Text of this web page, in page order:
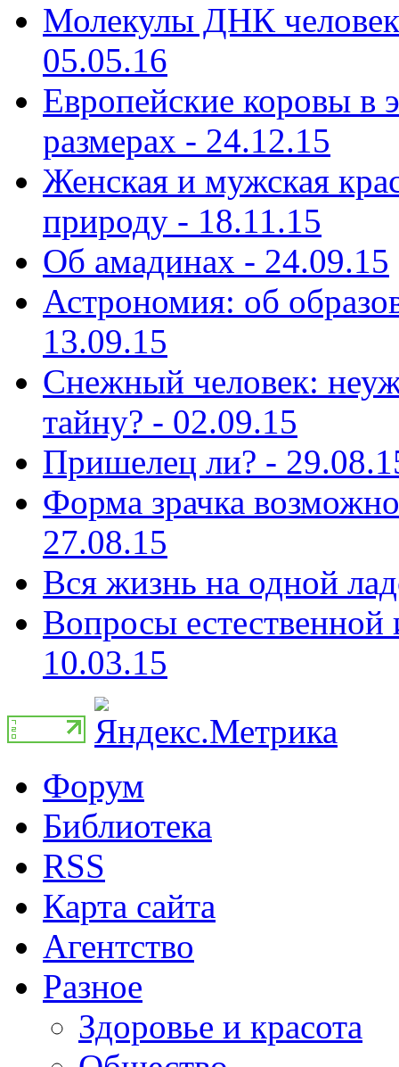
Молекулы ДНК
05.05.16
Европейские коровы в
размерах - 24.12.15
Женская и мужская
природу - 18.11.15
Об амадинах - 24.09.15
Астрономия: об
13.09.15
Снежный человек:
тайну? - 02.09.15
Пришелец ли? -
Форма зрачка
27.08.15
Вся жизнь на одной
Вопросы естественной
10.03.15
Форум
Библиотека
RSS
Карта сайта
Агентство
Разное
Здоровье и красота